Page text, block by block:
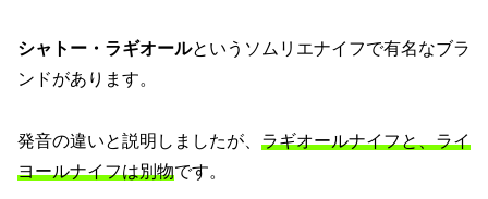
シャトー・ラギオールというソムリエナイフで有名なブラ
ンドがあります。
発音の違いと説明しましたが、 ラギオールナイフと、ライ
ヨールナイフは別物です。